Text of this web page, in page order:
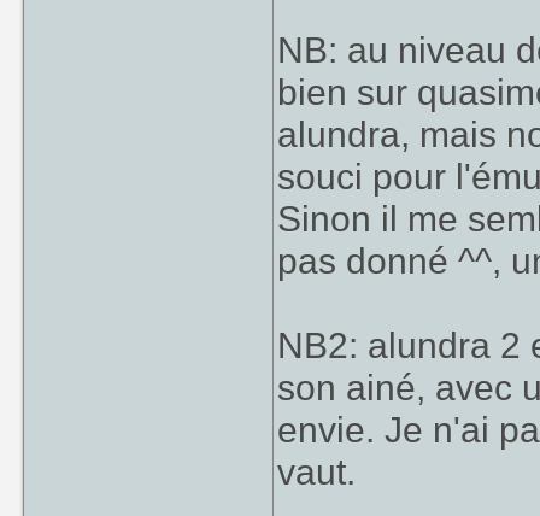
NB: au niveau
bien sur
alundra, mais
souci pour
Sinon il me
pas donné ^^,
NB2: alundra 2
son ainé, avec
envie. Je n'ai
vaut.